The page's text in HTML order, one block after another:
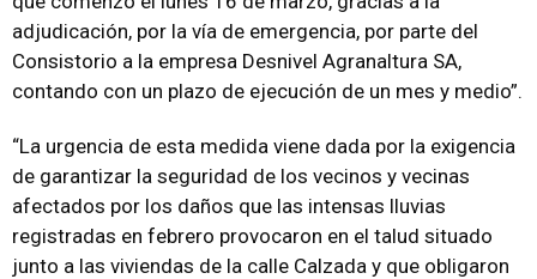
adjudicación, por la vía de emergencia, por parte del
Consistorio a la empresa Desnivel Agranaltura SA,
contando con un plazo de ejecución de un mes y medio”.
“La urgencia de esta medida viene dada por la exigencia
de garantizar la seguridad de los vecinos y vecinas
afectados por los daños que las intensas lluvias
registradas en febrero provocaron en el talud situado
junto a las viviendas de la calle Calzada y que obligaron